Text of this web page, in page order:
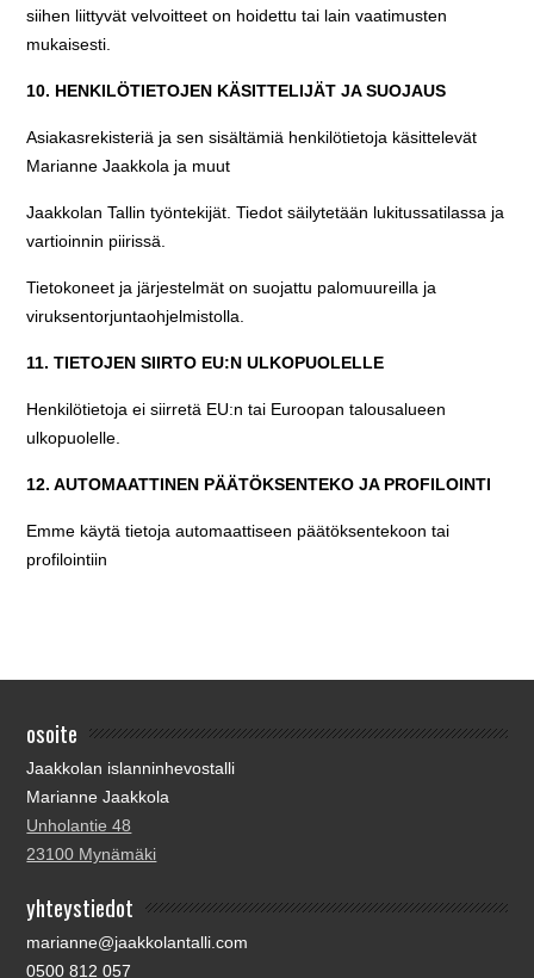
siihen liittyvät velvoitteet on hoidettu tai lain vaatimusten
mukaisesti.
10. HENKILÖTIETOJEN KÄSITTELIJÄT JA SUOJAUS
Asiakasrekisteriä ja sen sisältämiä henkilötietoja käsittelevät
Marianne Jaakkola ja muut
Jaakkolan Tallin työntekijät. Tiedot säilytetään lukitussatilassa ja
vartioinnin piirissä.
Tietokoneet ja järjestelmät on suojattu palomuureilla ja
viruksentorjuntaohjelmistolla.
11. TIETOJEN SIIRTO EU:N ULKOPUOLELLE
Henkilötietoja ei siirretä EU:n tai Euroopan talousalueen
ulkopuolelle.
12. AUTOMAATTINEN PÄÄTÖKSENTEKO JA PROFILOINTI
Emme käytä tietoja automaattiseen päätöksentekoon tai
profilointiin
osoite
Jaakkolan islanninhevostalli
Marianne Jaakkola
Unholantie 48
23100 Mynämäki
yhteystiedot
marianne@jaakkolantalli.com
0500 812 057